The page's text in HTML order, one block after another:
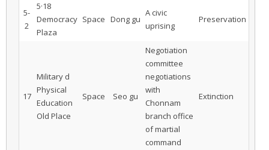
5-
2
5·18
Democracy
Plaza
Space Dong gu
A civic
uprising
Preservation
17
Military d
Physical
Education
Old Place
Space Seo gu
Negotiation
committee
negotiations
with
Chonnam
branch office
of martial
command
Extinction